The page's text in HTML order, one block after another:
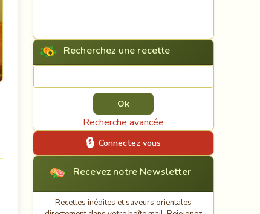
Recherchez une recette
Recherche avancée
Connectez vous
Recevez notre Newsletter
Recettes inédites et saveurs orientales